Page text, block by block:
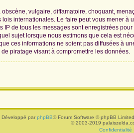
vulgaire, diffamatoire, choquant,
internationales. Le faire peut vous mener
IP de tous les messages sont enregistrées
sujet lorsque nous estimons que cela est
ces informations ne soient pas diffusées à
piratage visant à compromettre les données.
Développé par phpBB® Forum Software © phpBB
© 2003-2019
Confidentialité |